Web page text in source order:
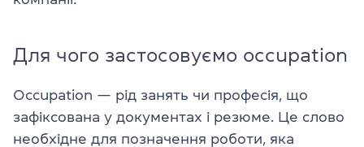
Для чого застосовуємо occupation
Occupation — рід занять чи професія, що
зафіксована у документах і резюме. Це слово
необхідне для позначення роботи, яка